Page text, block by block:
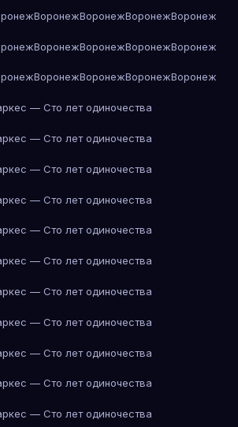
ВоронежВоронежВоронежВоронеж
ВоронежВоронежВоронежВоронеж
ВоронежВоронежВоронежВоронеж
— Сто лет одиночества
— Сто лет одиночества
— Сто лет одиночества
— Сто лет одиночества
— Сто лет одиночества
— Сто лет одиночества
— Сто лет одиночества
— Сто лет одиночества
— Сто лет одиночества
— Сто лет одиночества
— Сто лет одиночества